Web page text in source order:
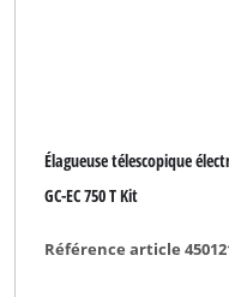
Élagueuse télescopique
GC-EC 750 T Kit
Référence article